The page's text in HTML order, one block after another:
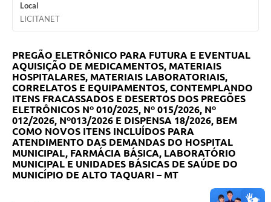
Local
LICITANET
PREGÃO ELETRÔNICO PARA FUTURA E EVENTUAL
AQUISIÇÃO DE MEDICAMENTOS, MATERIAIS
HOSPITALARES, MATERIAIS LABORATORIAIS,
CORRELATOS E EQUIPAMENTOS, CONTEMPLANDO
ITENS FRACASSADOS E DESERTOS DOS PREGÕES
ELETRÔNICOS Nº 010/2025, Nº 015/2026, Nº
012/2026, Nº013/2026 E DISPENSA 18/2026, BEM
COMO NOVOS ITENS INCLUÍDOS PARA
ATENDIMENTO DAS DEMANDAS DO HOSPITAL
MUNICIPAL, FARMÁCIA BÁSICA, LABORATÓRIO
MUNICIPAL E UNIDADES BÁSICAS DE SAÚDE DO
MUNICÍPIO DE ALTO TAQUARI – MT